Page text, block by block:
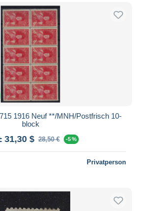
1916 Neuf **/MNH/Postfrisch 10-
block
31,30 $ 28,50 € -5 %
Privatperson